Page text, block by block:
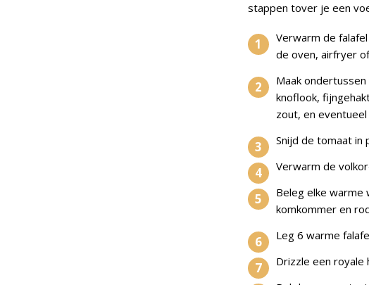
stappen tover je een
Verwarm de
de oven, airfryer
Maak
knoflook,
zout, en
Snijd de tomaat in
Verwarm de
Beleg elke warme
komkommer en
Leg 6 warme
Drizzle een royale